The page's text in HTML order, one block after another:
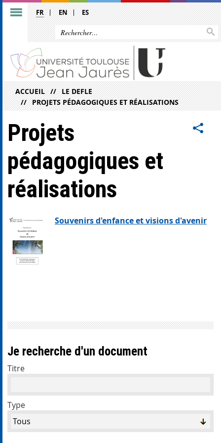
FR EN ES
ACCUEIL
LE DEFLE
PROJETS PÉDAGOGIQUES ET RÉALISATIONS
Projets
pédagogiques et
réalisations
Souvenirs d'enfance et visions d'avenir
Je recherche d'un document
Titre
Type